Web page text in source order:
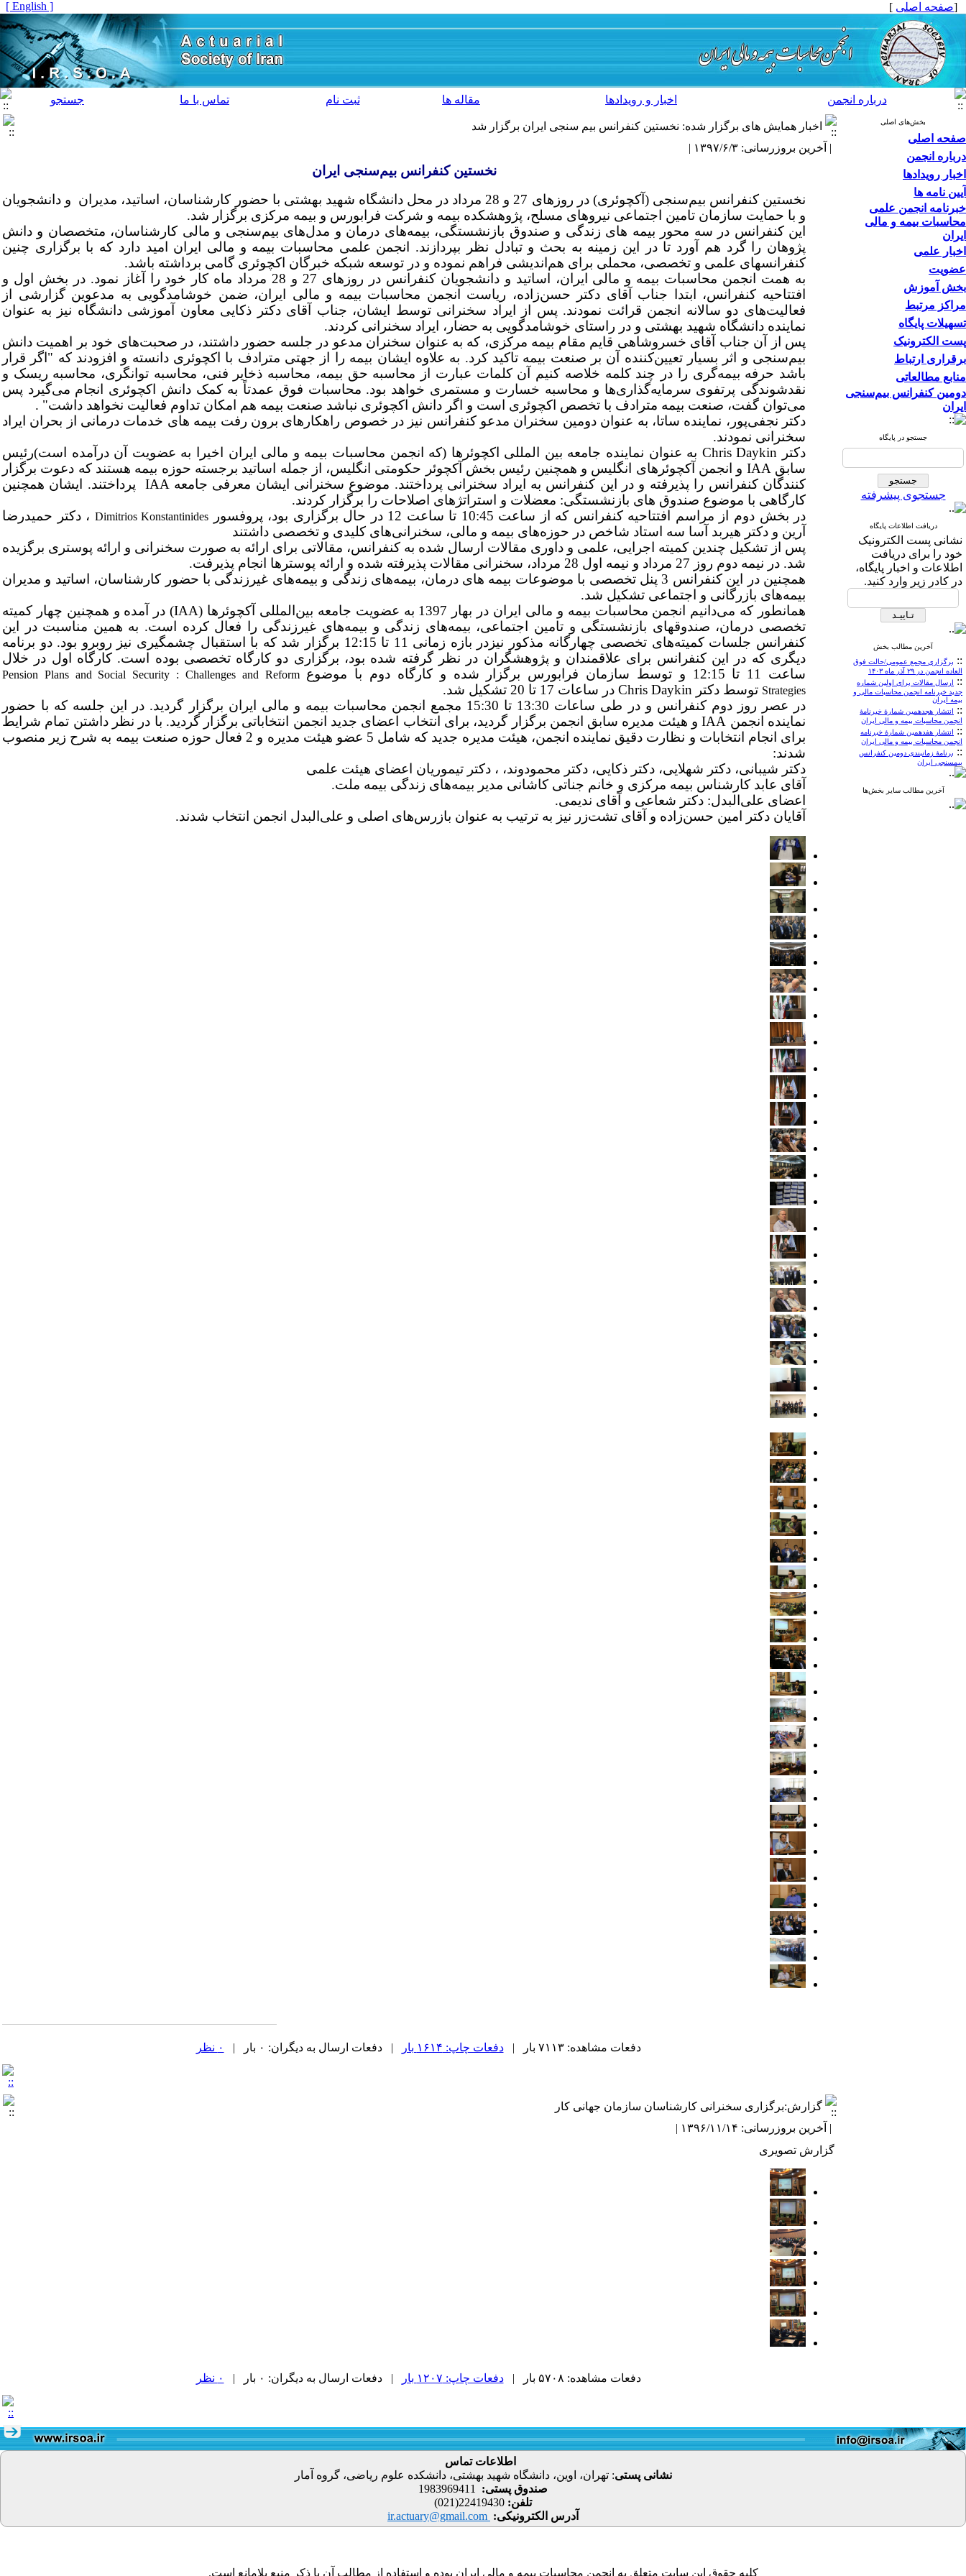
[صفحه اصلی ]
[ English ]
درباره انجمن اخبار و رویدادها مقاله ها ثبت نام تماس با ما جستجو
بخش‌های اصلی
صفحه اصلی
درباره انجمن
اخبار رویدادها
آیین نامه ها
خبرنامه انجمن علمی
محاسبات بیمه و مالی
ایران
اخبار علمی
عضویت
بخش آموزش
مراکز مرتبط
تسهیلات پایگاه
پست الکترونیک
برقراری ارتباط
منابع مطالعاتی
دومین کنفرانس بیم‌سنجی
ایران
جستجو در پایگاه
جستجوی پیشرفته
دریافت اطلاعات پایگاه
نشانی پست الکترونیک
خود را برای دریافت
اطلاعات و اخبار پایگاه،
در کادر زیر وارد کنید.
آخرین مطالب بخش
:: برگزاری مجمع عمومی/حالت فوق
العاده انجمن در ۲۹ آذر ماه ۱۴۰۳
:: ارسال مقالات برای اولین شماره
جدید خبرنامه انجمن محاسبات مالی و
بیمه ایران
:: انتشار هجدهمین شمارۀ خبرنامۀ
انجمن محاسبات بیمه و مالی ایران
:: انتشار هفدهمین شمارۀ خبرنامه
انجمن محاسبات بیمه و مالی ایران
:: برنامۀ زمانبندی دومین کنفرانس
بیمسنجی ایران
آخرین مطالب سایر بخش‌ها
اخبار همایش های برگزار شده: نخستین کنفرانس بیم سنجی ایران برگزار شد
| آخرین بروزرسانی: ۱۳۹۷/۶/۳ |
نخستین کنفرانس بیم‌سنجی ایران
نخستین کنفرانس بیم‌سنجی (آکچوئری) در روزهای 27 و 28 مرداد در محل دانشگاه شهید بهشتی با حضور کارشناسان، اساتید، مدیران و دانشجویان
و با حمایت سازمان تامین اجتماعی نیروهای مسلح، پژوهشکده بیمه و شرکت فرابورس و بیمه مرکزی برگزار شد.
این کنفرانس در سه محور بیمه های زندگی و صندوق بازنشستگی، بیمه‌های درمان و مدل‌های بیم‌سنجی و مالی کارشناسان، متخصصان و دانش
پژوهان را گرد هم آورد تا در این زمینه به بحث و تبادل نظر بپردازند. انجمن علمی محاسبات بیمه و مالی ایران امید دارد که با برگزاری چنین
کنفرانسهای علمی و تخصصی، محملی برای هم‌اندیشی فراهم نموده و در توسعه شبکه خبرگان اکچوئری گامی برداشته باشد.
به همت انجمن محاسبات بیمه و مالی ایران، اساتید و دانشجویان کنفرانس در روزهای 27 و 28 مرداد ماه کار خود را آغاز نمود. در بخش اول و
افتتاحیه کنفرانس، ابتدا جناب آقای دکتر حسن‌زاده، ریاست انجمن محاسبات بیمه و مالی ایران، ضمن خوشامدگویی به مدعوین گزارشی از
فعالیت‌های دو سالانه انجمن قرائت نمودند. پس از ایراد سخنرانی توسط ایشان، جناب آقای دکتر ذکایی معاون آموزشی دانشگاه نیز به عنوان
نماینده دانشگاه شهید بهشتی و در راستای خوشامدگویی به حضار، ایراد سخنرانی کردند.
پس از آن جناب آقای خسروشاهی قایم مقام بیمه مرکزی، که به عنوان سخنران مدعو در جلسه حضور داشتند، در صحبت‌های خود بر اهمیت دانش
بیم‌سنجی و اثر بسیار تعیین‌کننده آن بر صنعت بیمه تاکید کرد. به علاوه ایشان بیمه را از جهتی مترادف با اکچوئری دانسته و افزودند که "اگر قرار
باشد حرفه بیمه‌گری را در چند کلمه خلاصه کنیم آن کلمات عبارت از محاسبه حق بیمه، محاسبه ذخایر فنی، محاسبه توانگری، محاسبه ریسک و
نقد‌شوندگی پرتفوی سرمایه‌گذاری‌ها و محاسبه خسارت و مستمری خواهد بود. محاسبات فوق عمدتاً به کمک دانش اکچوئری انجام می‌گیرد پس
می‌توان گفت، صنعت بیمه مترادف با تخصص اکچوئری است و اگر دانش اکچوئری نباشد صنعت بیمه هم امکان تداوم فعالیت نخواهد داشت" .
دکتر نجفی‌پور، نماینده ساتا، به عنوان دومین سخنران مدعو کنفرانس نیز در خصوص راهکارهای برون رفت بیمه های خدمات درمانی از بحران ایراد
سخنرانی نمودند.
دکتر Chris Daykin
به عنوان نماینده جامعه بین المللی اکچوئرها (که انجمن محاسبات بیمه و مالی ایران اخیرا به عضویت آن درآمده است)رئیس
سابق IAA و انجمن آکچوئرهای انگلیس و همچنین رئیس بخش آکچوئر حکومتی انگلیس، از جمله اساتید برجسته حوزه بیمه هستند که دعوت برگزار
کنندگان کنفرانس را پذیرفته و در این کنفرانس به ایراد سخنرانی پرداختند. موضوع سخنرانی ایشان معرفی جامعه IAA پرداختند. ایشان همچنین
کارگاهی با موضوع صندوق های بازنشستگی: معضلات و استراتژهای اصلاحات را برگزار کردند.
در بخش دوم از مراسم افتتاحیه کنفرانس که از ساعت 10:45 تا ساعت 12 در حال برگزاری بود، پروفسور
Dimitrios Konstantinides ،دکتر حمیدرضا
آرین و دکتر هیربد آسا سه استاد شاخص در حوزه‌های بیمه و مالی، سخنرانی‌های کلیدی و تخصصی داشتند
پس از تشکیل چندین کمیته اجرایی، علمی و داوری مقالات ارسال شده به کنفرانس، مقالاتی برای ارائه به صورت سخنرانی و ارائه پوستری برگزیده
شد. در نیمه دوم روز 27 مرداد و نیمه اول 28 مرداد، سخنرانی مقالات پذیرفته شده و ارائه پوسترها انجام پذیرفت.
همچنین در این کنفرانس 3 پنل تخصصی با موضوعات بیمه های درمان، بیمه‌های زندگی و بیمه‌های غیرزندگی با حضور کارشناسان، اساتید و مدیران
بیمه‌های بازرگانی و اجتماعی تشکیل شد.
همانطور که می‌دانیم انجمن محاسبات بیمه و مالی ایران در بهار 1397 به عضویت جامعه بین‌المللی آکچوئرها (IAA) در آمده و همچنین چهار کمیته
تخصصی درمان، صندوقهای بازنشستگی و تامین اجتماعی، بیمه‌های زندگی و بیمه‌های غیرزندگی را فعال کرده است. به همین مناسبت در این
کنفرانس جلسات کمیته‌های تخصصی چهارگانه مذکور نیزدر بازه زمانی 11 تا 12:15 برگزار شد که با استقبال چشمگیری نیز روبرو بود. دو برنامه
دیگری که در این کنفرانس برای علاقمندان و پژوهشگران در نظر گرفته شده بود، برگزاری دو کارگاه تخصصی بوده است. کارگاه اول در خلال
ساعت 11 تا 12:15 و توسط سازمان فرابورس برگزار شده و کارگاه دوم با موضوع
Pension Plans and Social Security : Challenges and Reform
Strategies توسط دکتر Chris Daykin
در ساعات 17 تا 20 تشکیل شد.
در عصر روز دوم کنفرانس و در طی ساعات 13:30 تا 15:30 مجمع انجمن محاسبات بیمه و مالی ایران برگزار گردید. در این جلسه که با حضور
نماینده انجمن IAAو هیئت مدیره سابق انجمن برگزار گردید، برای انتخاب اعضای جدید انجمن انتخاباتی برگزار گردید. با در نظر داشتن تمام شرایط
برای انجام انتخابات و نظارت دقیق نماینده انجمن، هیئت مدیره جدید که شامل 5 عضو هیئت مدیره و 2 فعال حوزه صنعت بیمه به شرح زیر منصوب
شدند:
دکتر شیبانی، دکتر شهلایی، دکتر ذکایی، دکتر محمودوند، ، دکتر تیموریان اعضای هیئت علمی
آقای عابد کارشناس بیمه مرکزی و خانم جناتی کاشانی مدیر بیمه‌های زندگی بیمه ملت.
اعضای علی‌البدل: دکتر شعاعی و آقای ندیمی.
آقایان دکتر امین حسن‌زاده و آقای تشت‌زر نیز به ترتیب به عنوان بازرس‌های اصلی و علی‌البدل انجمن انتخاب شدند.
دفعات مشاهده: ۷۱۱۳ بار | دفعات چاپ: ۱۶۱۴ بار | دفعات ارسال به دیگران: ۰ بار | ۰ نظر
گزارش:برگزاری سخنرانی کارشناسان سازمان جهانی کار
| آخرین بروزرسانی: ۱۳۹۶/۱۱/۱۴ |
گزارش تصویری
دفعات مشاهده: ۵۷۰۸ بار | دفعات چاپ: ۱۲۰۷ بار | دفعات ارسال به دیگران: ۰ بار | ۰ نظر
اطلاعات تماس
نشانی پستی: تهران، اوین، دانشگاه شهید بهشتی، دانشکده علوم ریاضی، گروه آمار
صندوق پستی:
تلفن: 22419430(021)
آدرس الکترونیکی: ir.actuary@gmail.com
کلیه حقوق این سایت متعلق به انجمن محاسبات بیمه و مالی ایران بوده و استفاده از مطالب آن با ذکر منبع بلامانع است.